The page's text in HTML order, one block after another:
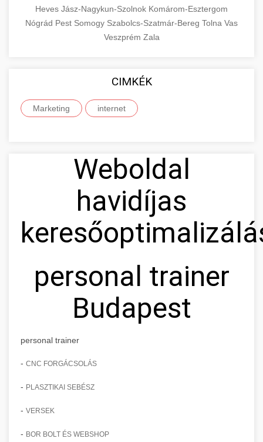
Heves Jász-Nagykun-Szolnok Komárom-Esztergom
Nógrád Pest Somogy Szabolcs-Szatmár-Bereg Tolna Vas
Veszprém Zala
CIMKÉK
Marketing internet
Weboldal
havidíjas
personal trainer
Budapest
personal trainer
- CNC FORGÁCSOLÁS
- PLASZTIKAI SEBÉSZ
- VERSEK
- BOR BOLT ÉS WEBSHOP